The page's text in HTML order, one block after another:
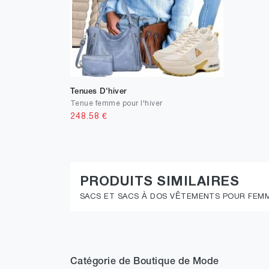
Tenues D'hiver
Tenue femme pour l'hiver
248.58 €
PRODUITS SIMILAIRES
SACS ET SACS À DOS VÊTEMENTS POUR
Catégorie de Boutique de Mode